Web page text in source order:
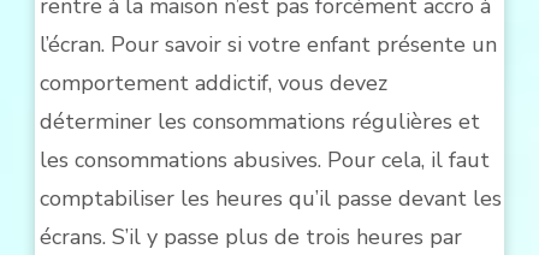
l’écran. Pour savoir si votre enfant présente un
comportement addictif, vous devez
déterminer les consommations régulières et
les consommations abusives. Pour cela, il faut
comptabiliser les heures qu’il passe devant les
écrans. S’il y passe plus de trois heures par